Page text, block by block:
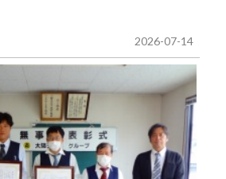
2026-07-14